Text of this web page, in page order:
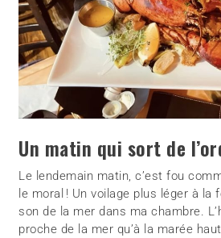
Un matin qui sort de
Le lendemain matin, c’est fou
le moral ! Un voilage plus léger à la
son de la mer dans ma chambre.
proche de la mer qu’à la marée